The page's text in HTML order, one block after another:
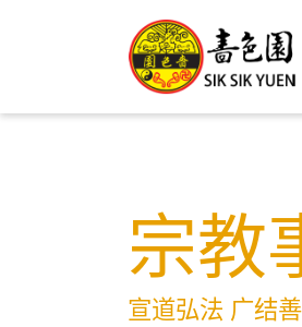
宗教
宣道弘法 广结